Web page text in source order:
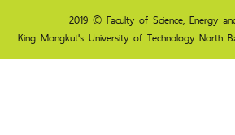
2019 © Faculty of Science, Energy
King Mongkut's University of Technology North